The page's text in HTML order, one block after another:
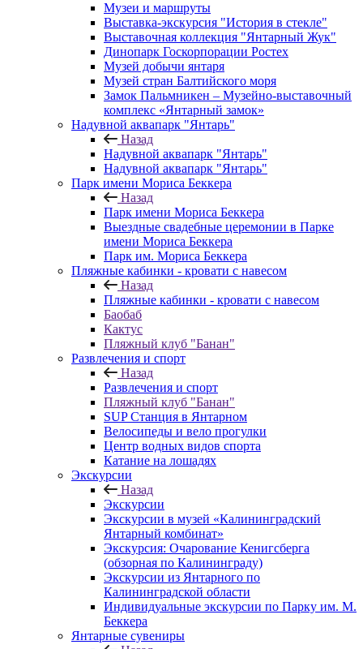
Музеи и маршруты
Выставка-экскурсия "История в стекле"
Выставочная коллекция "Янтарный Жук"
Динопарк Госкорпорации Ростех
Музей добычи янтаря
Музей стран Балтийского моря
Замок Пальмникен – Музейно-выставочный
комплекс «Янтарный замок»
Надувной аквапарк "Янтарь"
Назад
Надувной аквапарк "Янтарь"
Надувной аквапарк "Янтарь"
Парк имени Мориса Беккера
Назад
Парк имени Мориса Беккера
Выездные свадебные церемонии в Парке
имени Мориса Беккера
Парк им. Мориса Беккера
Пляжные кабинки - кровати с навесом
Назад
Пляжные кабинки - кровати с навесом
Баобаб
Кактус
Пляжный клуб "Банан"
Развлечения и спорт
Назад
Развлечения и спорт
Пляжный клуб "Банан"
SUP Станция в Янтарном
Велосипеды и вело прогулки
Центр водных видов спорта
Катание на лошадях
Экскурсии
Назад
Экскурсии
Экскурсии в музей «Калининградский
Янтарный комбинат»
Экскурсия: Очарование Кенигсберга
(обзорная по Калининграду)
Экскурсии из Янтарного по
Калининградской области
Индивидуальные экскурсии по Парку им. М.
Беккера
Янтарные сувениры